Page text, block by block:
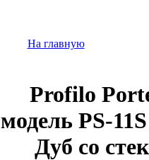
На главную
Profilo
модель PS-
Дуб со